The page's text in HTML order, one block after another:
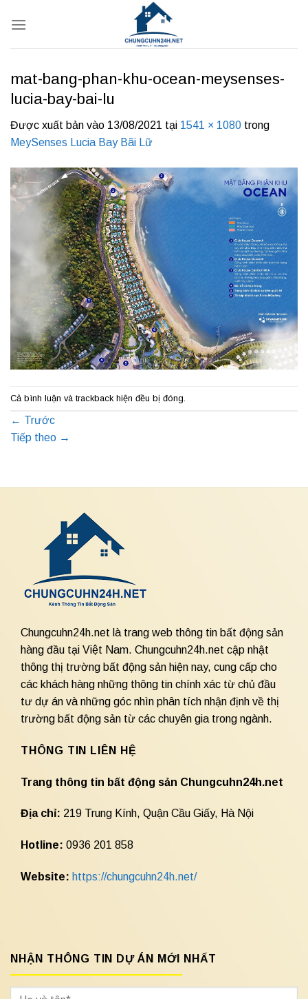
qua
mat-bang-phan-khu-ocean-meysenses-
lucia-bay-bai-lu
Được xuất bản vào 13/08/2021 tại 1541 × 1080 trong
MeySenses Lucia Bay Bãi Lữ
Cả bình luận và trackback hiện đều bị đóng.
← Trước
Tiếp theo →
Chungcuhn24h.net là trang web thông tin bất động sản
hàng đầu tại Việt Nam. Chungcuhn24h.net cập nhật
thông thị trường bất động sản hiện nay, cung cấp cho
các khách hàng những thông tin chính xác từ chủ đầu
tư dự án và những góc nhìn phân tích nhận định về thị
trường bất động sản từ các chuyên gia trong ngành.
THÔNG TIN LIÊN HỆ
Trang thông tin bất động sản Chungcuhn24h.net
Địa chỉ: 219 Trung Kính, Quận Cầu Giấy, Hà Nội
Hotline: 0936 201 858
Website: https://chungcuhn24h.net/
NHẬN THÔNG TIN DỰ ÁN MỚI NHẤT